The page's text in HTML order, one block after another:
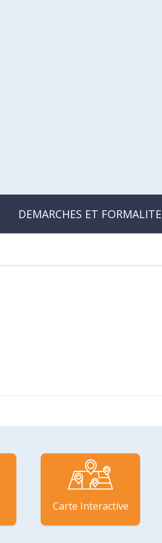
DEMARCHES ET
Carte Interactive